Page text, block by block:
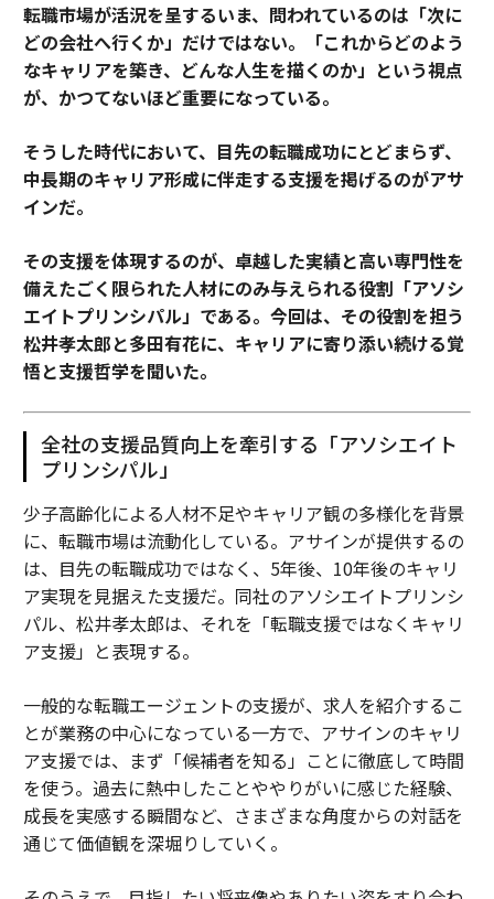
転職市場が活況を呈するいま、問われているのは「次に
どの会社へ行くか」だけではない。「これからどのよう
なキャリアを築き、どんな人生を描くのか」という視点
が、かつてないほど重要になっている。
そうした時代において、目先の転職成功にとどまらず、
中長期のキャリア形成に伴走する支援を掲げるのがアサ
インだ。
その支援を体現するのが、卓越した実績と高い専門性を
備えたごく限られた人材にのみ与えられる役割「アソシ
エイトプリンシパル」である。今回は、その役割を担う
松井孝太郎と多田有花に、キャリアに寄り添い続ける覚
悟と支援哲学を聞いた。
全社の支援品質向上を牽引する「アソシエイト
プリンシパル」
少子高齢化による人材不足やキャリア観の多様化を背景
に、転職市場は流動化している。アサインが提供するの
は、目先の転職成功ではなく、5年後、10年後のキャリ
ア実現を見据えた支援だ。同社のアソシエイトプリンシ
パル、松井孝太郎は、それを「転職支援ではなくキャリ
ア支援」と表現する。
一般的な転職エージェントの支援が、求人を紹介するこ
とが業務の中心になっている一方で、アサインのキャリ
ア支援では、まず「候補者を知る」ことに徹底して時間
を使う。過去に熱中したことややりがいに感じた経験、
成長を実感する瞬間など、さまざまな角度からの対話を
通じて価値観を深堀りしていく。